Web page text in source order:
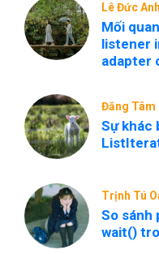
Lê Đức Anh
Mối
listener
adapter
Đăng Tâm
Sự khác
Trịnh Tú
So sánh
wait()